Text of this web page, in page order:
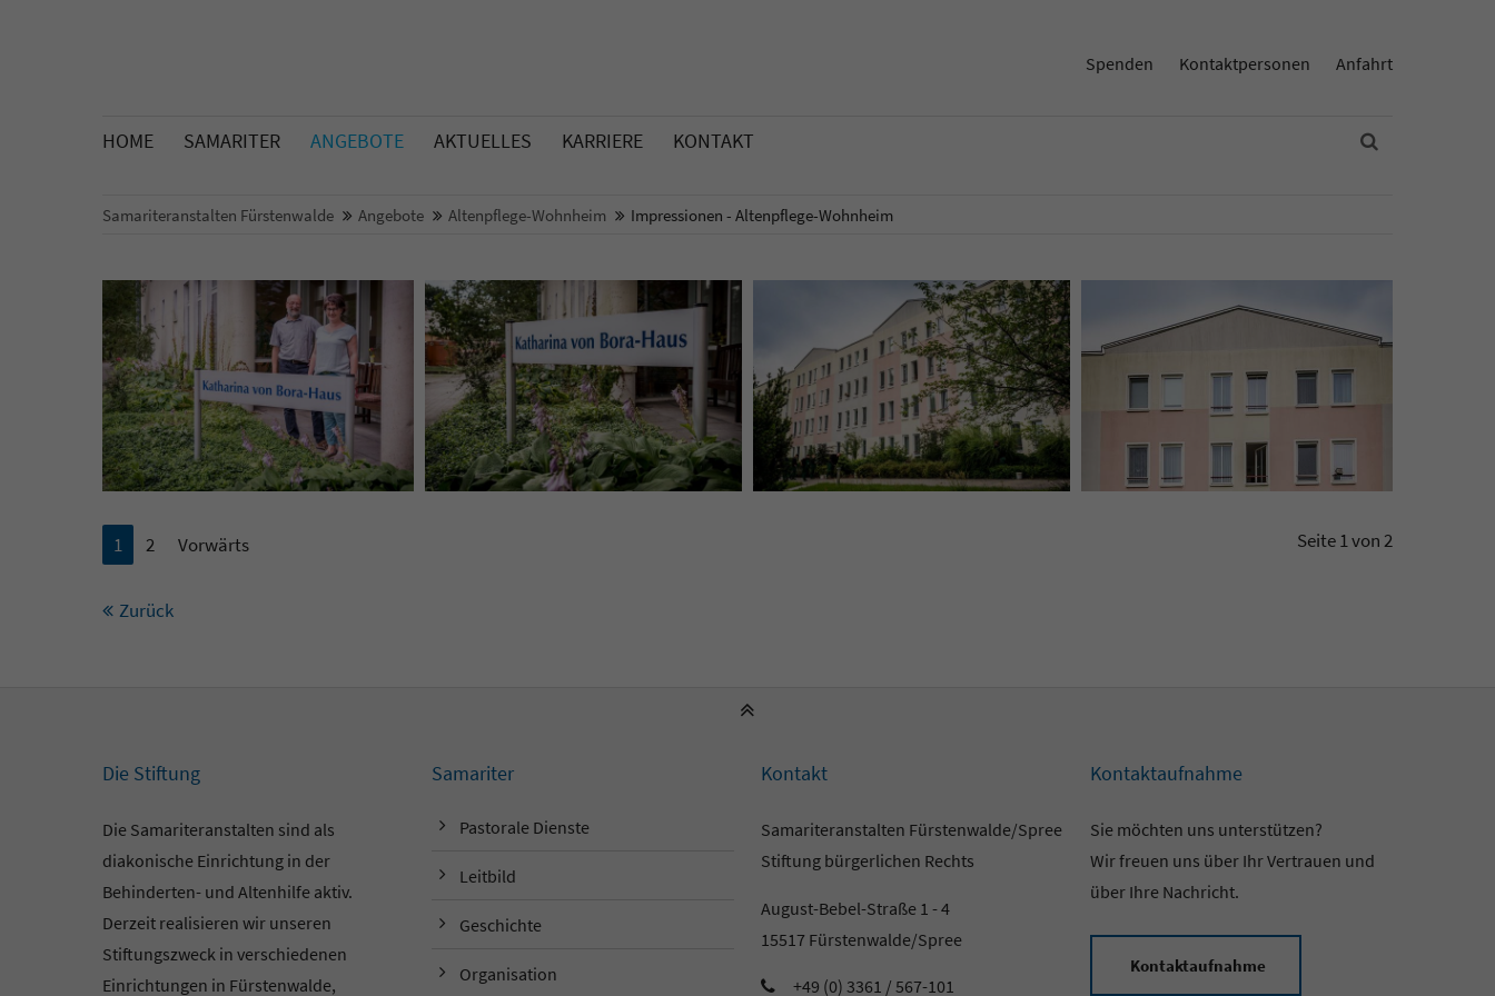
HOME SAMARITER ANGEBOTE AKTUELLES KARRIERE KONTAKT
Spenden Kontaktpersonen Anfahrt
Samariteranstalten Fürstenwalde Angebote Altenpflege-Wohnheim Impressionen - Altenpflege-Wohnheim
Seite 1 von 2
1 2 Vorwärts
Zurück
Die Stiftung
Die Samariteranstalten sind als
diakonische Einrichtung in der
Behinderten- und Altenhilfe aktiv.
Derzeit realisieren wir unseren
Stiftungszweck in verschiedenen
Einrichtungen in Fürstenwalde,
Samariter
Pastorale Dienste
Leitbild
Geschichte
Organisation
Kontakt
Samariteranstalten Fürstenwalde/Spree
Stiftung bürgerlichen Rechts
August-Bebel-Straße 1 - 4
15517 Fürstenwalde/Spree
+49 (0) 3361 / 567-101
Kontaktaufnahme
Sie möchten uns unterstützen?
Wir freuen uns über Ihr Vertrauen und
über Ihre Nachricht.
Kontaktaufnahme